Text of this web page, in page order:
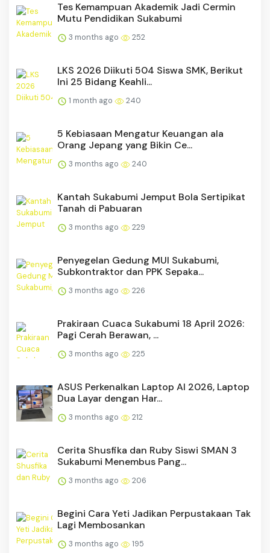
Tes Kemampuan Akademik Jadi Cermin
Mutu Pendidikan Sukabumi
3 months ago 252
LKS 2026 Diikuti 504 Siswa SMK, Berikut
Ini 25 Bidang Keahli...
1 month ago 240
5 Kebiasaan Mengatur Keuangan ala
Orang Jepang yang Bikin Ce...
3 months ago 240
Kantah Sukabumi Jemput Bola Sertipikat
Tanah di Pabuaran
3 months ago 229
Penyegelan Gedung MUI Sukabumi,
Subkontraktor dan PPK Sepaka...
3 months ago 226
Prakiraan Cuaca Sukabumi 18 April 2026:
Pagi Cerah Berawan, ...
3 months ago 225
ASUS Perkenalkan Laptop AI 2026, Laptop
Dua Layar dengan Har...
3 months ago 212
Cerita Shusfika dan Ruby Siswi SMAN 3
Sukabumi Menembus Pang...
3 months ago 206
Begini Cara Yeti Jadikan Perpustakaan Tak
Lagi Membosankan
3 months ago 195